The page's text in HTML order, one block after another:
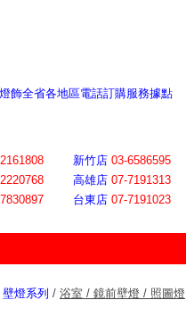
飾全省各地區電話訂購服務據點
新竹店 03-6586595
高雄店 07-7191313
台東店 07-7191023
壁燈系列 / 浴室 / 鏡前壁燈 / 照圖燈